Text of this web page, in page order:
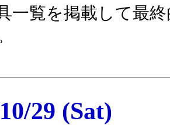
一覧を掲載して最
29 (Sat)